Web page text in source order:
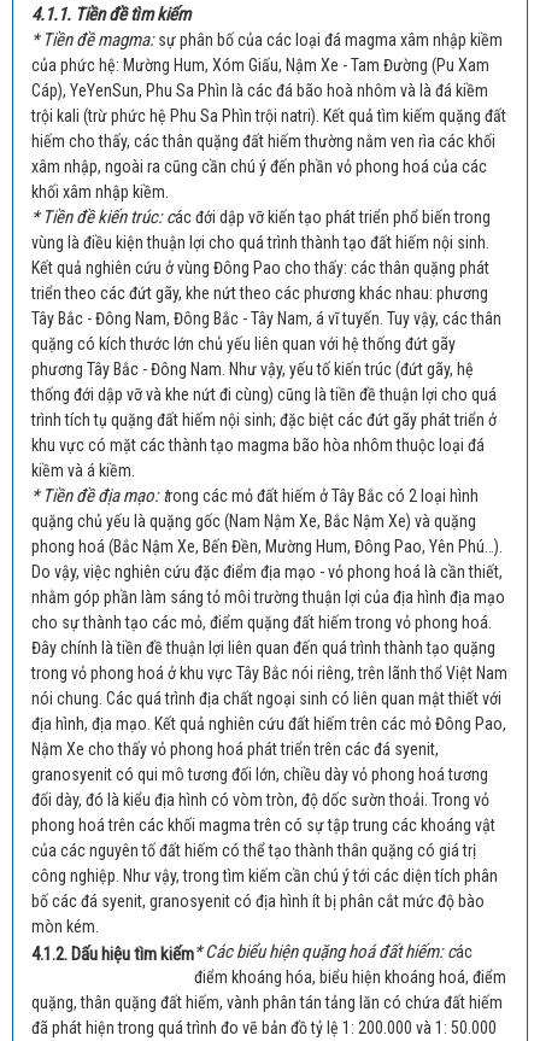
4.1.1. Tiền đề tìm kiếm
* Tiền đề magma:sự phân bố của các loại đá magma xâm nhập kiềm
của phức hệ: Mường Hum, Xóm Giấu, Nậm Xe - Tam Đường (Pu Xam
Cáp), YeYenSun, Phu Sa Phìn là các đá bão hoà nhôm và là đá kiềm
trội kali (trừ phức hệ Phu Sa Phìn trội natri). Kết quả tìm kiếm quặng đất
hiếm cho thấy, các thân quặng đất hiếm thường nằm ven rìa các khối
xâm nhập, ngoài ra cũng cần chú ý đến phần vỏ phong hoá của các
khối xâm nhập kiềm.
* Tiền đề kiến trúc: các đới dập vỡ kiến tạo phát triển phổ biến trong
vùng là điều kiện thuận lợi cho quá trình thành tạo đất hiếm nội sinh.
Kết quả nghiên cứu ở vùng Đông Pao cho thấy: các thân quặng phát
triển theo các đứt gãy, khe nứt theo các phương khác nhau: phương
Tây Bắc - Đông Nam, Đông Bắc - Tây Nam, á vĩ tuyến. Tuy vậy, các thân
quặng có kích thước lớn chủ yếu liên quan với hệ thống đứt gãy
phương Tây Bắc - Đông Nam. Như vậy, yếu tố kiến trúc (đứt gãy, hệ
thống đới dập vỡ và khe nứt đi cùng) cũng là tiền đề thuận lợi cho quá
trình tích tụ quặng đất hiếm nội sinh; đặc biệt các đứt gãy phát triển ở
khu vực có mặt các thành tạo magma bão hòa nhôm thuộc loại đá
kiềm và á kiềm.
* Tiền đề địa mạo: trong các mỏ đất hiếm ở Tây Bắc có 2 loại hình
quặng chủ yếu là quặng gốc (Nam Nậm Xe, Bắc Nậm Xe) và quặng
phong hoá (Bắc Nậm Xe, Bến Đền, Mường Hum, Đông Pao, Yên Phú…).
Do vậy, việc nghiên cứu đặc điểm địa mạo - vỏ phong hoá là cần thiết,
nhằm góp phần làm sáng tỏ môi trường thuận lợi của địa hình địa mạo
cho sự thành tạo các mỏ, điểm quặng đất hiếm trong vỏ phong hoá.
Đây chính là tiền đề thuận lợi liên quan đến quá trình thành tạo quặng
trong vỏ phong hoá ở khu vực Tây Bắc nói riêng, trên lãnh thổ Việt Nam
nói chung. Các quá trình địa chất ngoại sinh có liên quan mật thiết với
địa hình, địa mạo. Kết quả nghiên cứu đất hiếm trên các mỏ Đông Pao,
Nậm Xe cho thấy vỏ phong hoá phát triển trên các đá syenit,
granosyenit có qui mô tương đối lớn, chiều dày vỏ phong hoá tương
đối dày, đó là kiểu địa hình có vòm tròn, độ dốc sườn thoải. Trong vỏ
phong hoá trên các khối magma trên có sự tập trung các khoáng vật
của các nguyên tố đất hiếm có thể tạo thành thân quặng có giá trị
công nghiệp. Như vậy, trong tìm kiếm cần chú ý tới các diện tích phân
bố các đá syenit, granosyenit có địa hình ít bị phân cắt mức độ bào
mòn kém.
4.1.2. Dấu hiệu tìm kiếm* Các biểu hiện quặng hoá đất hiếm: các
điểm khoáng hóa, biểu hiện khoáng hoá, điểm
quặng, thân quặng đất hiếm, vành phân tán tảng lăn có chứa đất hiếm
đã phát hiện trong quá trình đo vẽ bản đồ tỷ lệ 1: 200.000 và 1: 50.000